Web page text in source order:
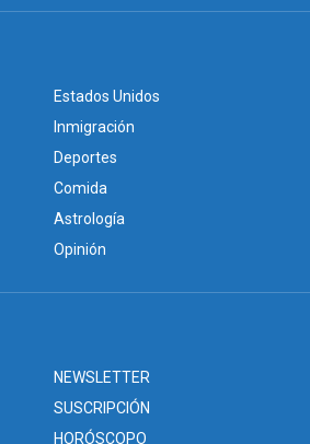
Estados Unidos
Inmigración
Deportes
Comida
Astrología
Opinión
NEWSLETTER
SUSCRIPCIÓN
HORÓSCOPO